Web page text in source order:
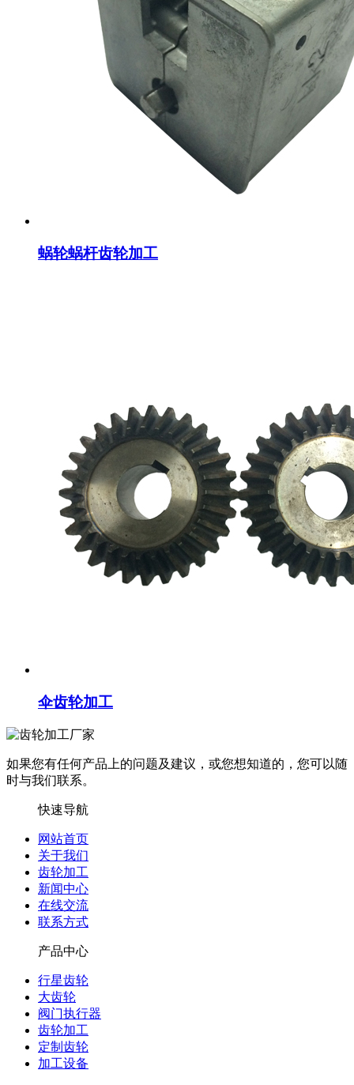
蜗轮蜗杆齿轮加工
伞齿轮加工
如果您有任何产品上的问题及建议，或您想知道的，您可以随
时与我们联系。
快速导航
网站首页
关于我们
齿轮加工
新闻中心
在线交流
联系方式
产品中心
行星齿轮
大齿轮
阀门执行器
齿轮加工
定制齿轮
加工设备